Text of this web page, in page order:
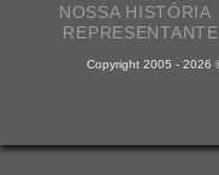
NOSSA HISTÓRIA
Copyright 2005 - 2026